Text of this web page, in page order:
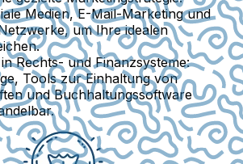
Medien, E-Mail-Marketing und
um Ihre idealen
Rechts- und Finanzsysteme:
Tools zur Einhaltung von
und Buchhaltungssoftware